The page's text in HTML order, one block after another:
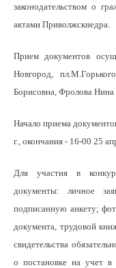
законодательством о
актами Приволжскнедра.
Прием документов
Новгород,
Борисовна, Фролова
Начало приема
г., окончания - 16-00 25
Для участия в
документы: личное
подписанную анкету;
документа, трудовой
свидетельства
о постановке на учет в